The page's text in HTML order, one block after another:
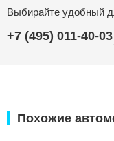
Выбирайте удобный
+7 (495) 011-40-03
Похожие